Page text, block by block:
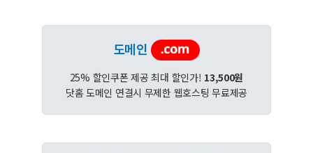
도메인
25% 할인쿠폰 제공 최대 할인가! 13,500원
닷홈 도메인 연결시 무제한 웹호스팅 무료제공